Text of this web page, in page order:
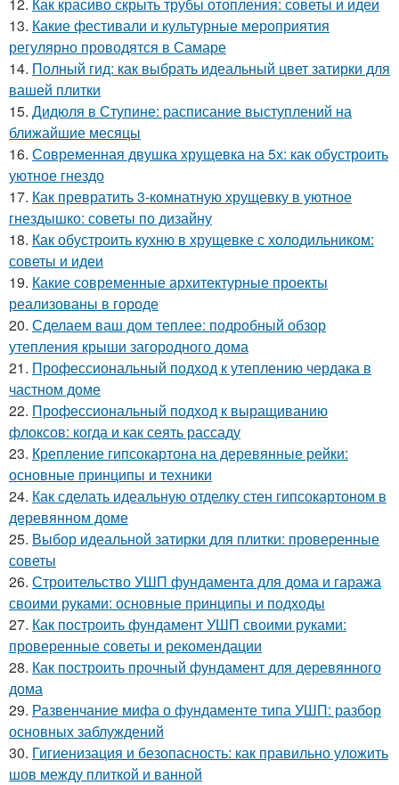
13. Какие фестивали и культурные мероприятия
регулярно проводятся в Самаре
14. Полный гид: как выбрать идеальный цвет затирки для
вашей плитки
15. Дидюля в Ступине: расписание выступлений на
ближайшие месяцы
16. Современная двушка хрущевка на 5х: как обустроить
уютное гнездо
17. Как превратить 3-комнатную хрущевку в уютное
гнездышко: советы по дизайну
18. Как обустроить кухню в хрущевке с холодильником:
советы и идеи
19. Какие современные архитектурные проекты
реализованы в городе
20. Сделаем ваш дом теплее: подробный обзор
утепления крыши загородного дома
21. Профессиональный подход к утеплению чердака в
частном доме
22. Профессиональный подход к выращиванию
флоксов: когда и как сеять рассаду
23. Крепление гипсокартона на деревянные рейки:
основные принципы и техники
24. Как сделать идеальную отделку стен гипсокартоном в
деревянном доме
25. Выбор идеальной затирки для плитки: проверенные
советы
26. Строительство УШП фундамента для дома и гаража
своими руками: основные принципы и подходы
27. Как построить фундамент УШП своими руками:
проверенные советы и рекомендации
28. Как построить прочный фундамент для деревянного
дома
29. Развенчание мифа о фундаменте типа УШП: разбор
основных заблуждений
30. Гигиенизация и безопасность: как правильно уложить
шов между плиткой и ванной